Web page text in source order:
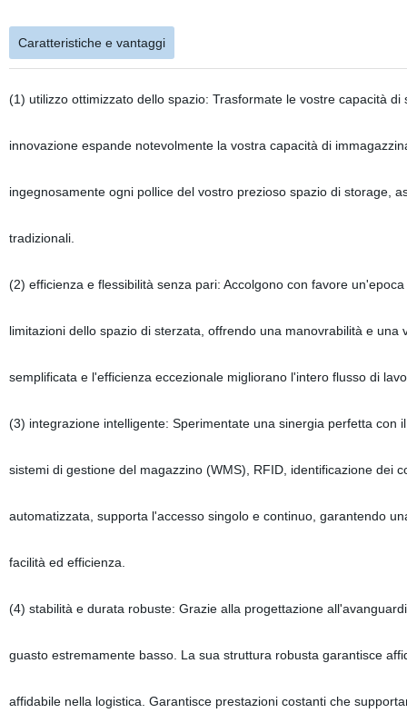
Caratteristiche e vantaggi
(1) utilizzo ottimizzato dello spazio: Trasformate le vostre capacità
innovazione espande notevolmente la vostra capacità di
ingegnosamente ogni pollice del vostro prezioso spazio di storage,
tradizionali.
(2) efficienza e flessibilità senza pari: Accolgono con favore
limitazioni dello spazio di sterzata, offrendo una manovrabilità e
semplificata e l'efficienza eccezionale migliorano l'intero flusso di
(3) integrazione intelligente: Sperimentate una sinergia perfetta
sistemi di gestione del magazzino (WMS), RFID, identificazione dei
automatizzata, supporta l'accesso singolo e continuo, garantendo
facilità ed efficienza.
(4) stabilità e durata robuste: Grazie alla progettazione
guasto estremamente basso. La sua struttura robusta garantisce
affidabile nella logistica. Garantisce prestazioni costanti che